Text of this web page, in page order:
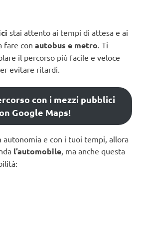
stai attento ai tempi di attesa e ai
fare con autobus e metro. Ti
il percorso più facile e veloce
evitare ritardi.
con i mezzi pubblici
Google Maps!
autonomia e con i tuoi tempi, allora
l’automobile , ma anche questa